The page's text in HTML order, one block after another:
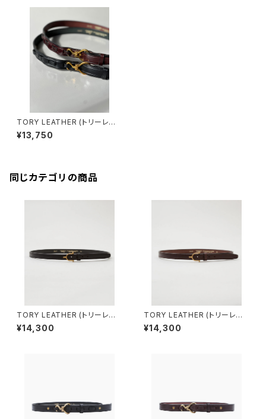
TORY LEATHER (トリーレザ
ー) 1"BRIDLE LEATHER MINI
HOOF"
¥13,750
同じカテゴリの商品
TORY LEATHER (トリーレザ
ー) EQUESTRIAN INSPIRED
BELT'' (BLACK/BRASS) 234
¥14,300
TORY LEATHER (トリーレザ
ー) EQUESTRIAN INSPIRED
BELT"(HAVANA×BRASS) 23
¥14,300